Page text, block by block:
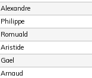
Alexandre
Philippe
Romuald
Aristide
Gael
Arnaud